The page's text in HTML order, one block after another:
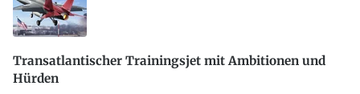
Transatlantischer Trainingsjet mit Ambitionen und
Hürden